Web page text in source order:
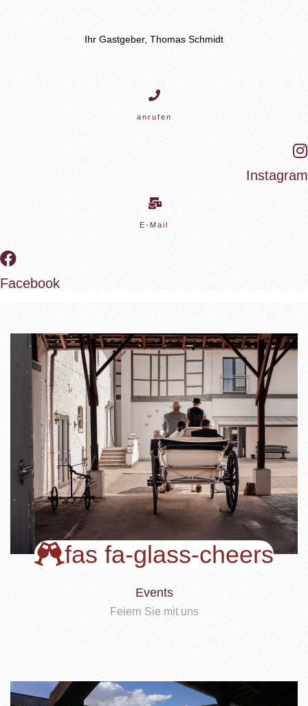
Ihr Gastgeber, Thomas Schmidt
anrufen
Instagram
E-Mail
Facebook
fas fa-glass-cheers
Events
Feiern Sie mit uns